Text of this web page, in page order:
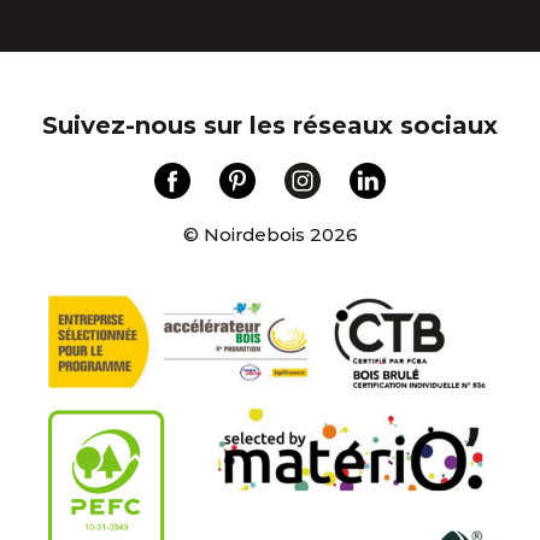
Suivez-nous sur les réseaux sociaux
© Noirdebois 2026